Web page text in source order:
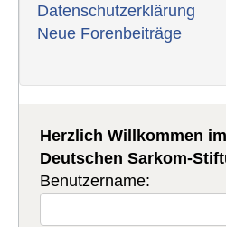
Datenschutzerklärung
Neue Forenbeiträge
Herzlich Willkommen
Deutschen Sarkom-
Benutzername: